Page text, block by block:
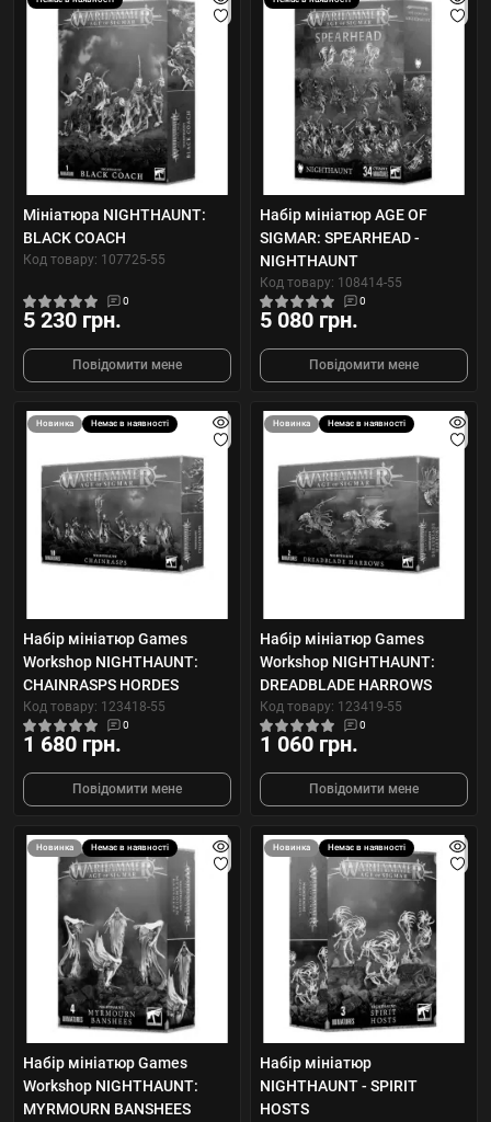
Мініатюра NIGHTHAUNT:
BLACK COACH
Код товару: 107725-55
0
5 230 грн.
Повідомити мене
Набір мініатюр AGE OF
SIGMAR: SPEARHEAD -
NIGHTHAUNT
Код товару: 108414-55
0
5 080 грн.
Повідомити мене
Новинка Немає в наявності
Набір мініатюр Games
Workshop NIGHTHAUNT:
CHAINRASPS HORDES
Код товару: 123418-55
0
1 680 грн.
Повідомити мене
Новинка Немає в наявності
Набір мініатюр Games
Workshop NIGHTHAUNT:
DREADBLADE HARROWS
Код товару: 123419-55
0
1 060 грн.
Повідомити мене
Новинка Немає в наявності
Набір мініатюр Games
Workshop NIGHTHAUNT:
MYRMOURN BANSHEES
Новинка Немає в наявності
Набір мініатюр
NIGHTHAUNT - SPIRIT
HOSTS